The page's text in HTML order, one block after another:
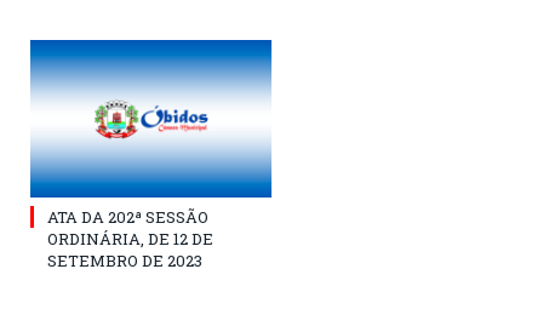
ATA DA 202ª SESSÃO
ORDINÁRIA, DE 12 DE
SETEMBRO DE 2023